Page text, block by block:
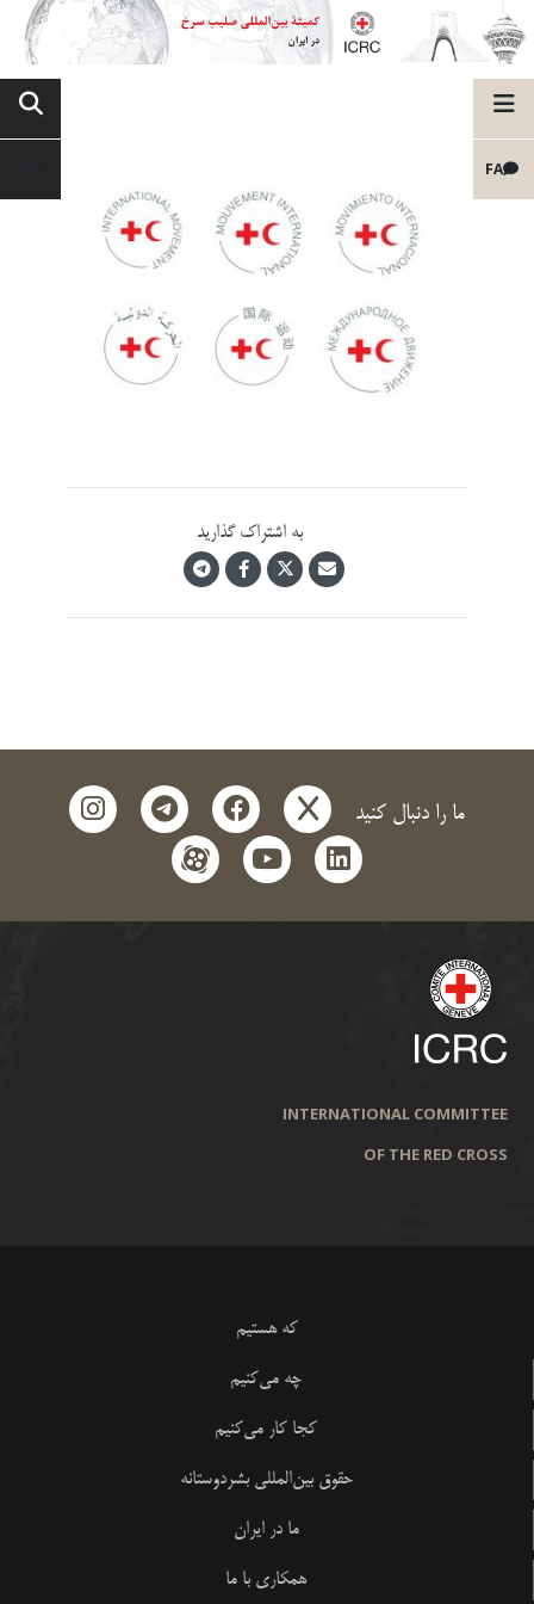
FA
به اشتراک گذارید
ما را دنبال کنید x
facebook
telegram
instagram
linkedin
youtube
aparat
INTERNATIONAL COMMITTEE
OF THE RED CROSS
که هستیم
چه می‌کنیم
کجا کار می‌کنیم
حقوق بین‌المللی بشردوستانه
ما در ایران
همکاری با ما